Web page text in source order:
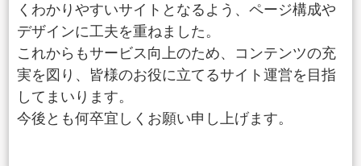
くわかりやすいサイトとなるよう、ページ構成や
デザインに工夫を重ねました。
これからもサービス向上のため、コンテンツの充
実を図り、皆様のお役に立てるサイト運営を目指
してまいります。
今後とも何卒宜しくお願い申し上げます。